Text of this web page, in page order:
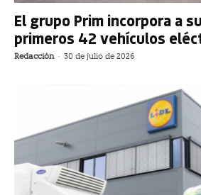
El grupo Prim incorpora a
primeros 42 vehículos
Redacción - 30 de julio de 2026